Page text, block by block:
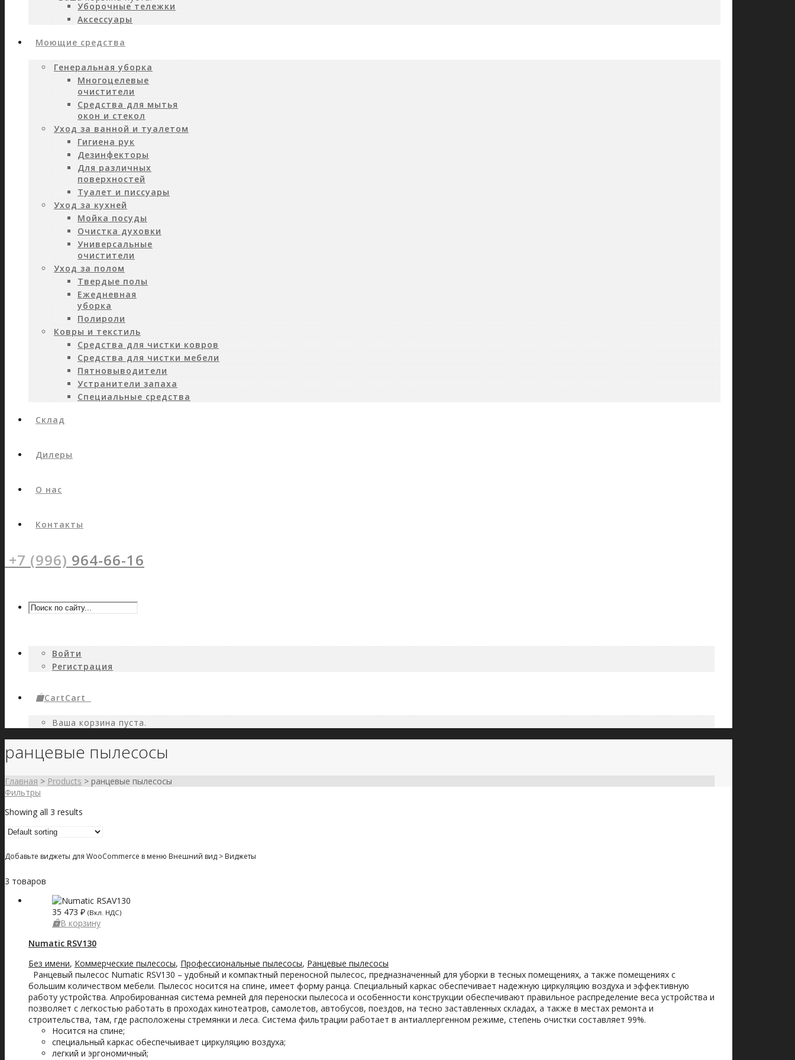
Уборочные тележки
Аксессуары
Моющие средства
Генеральная уборка
Многоцелевые
очистители
Средства для мытья
окон и стекол
Уход за ванной и туалетом
Гигиена рук
Дезинфекторы
Для различных
поверхностей
Туалет и писсуары
Уход за кухней
Мойка посуды
Очистка духовки
Универсальные
очистители
Уход за полом
Твердые полы
Ежедневная
уборка
Полироли
Ковры и текстиль
Средства для чистки ковров
Средства для чистки мебели
Пятновыводители
Устранители запаха
Специальные средства
Склад
Дилеры
О нас
Контакты
+7 (996) 964-66-16
Войти
Регистрация
CartCart
Ваша корзина пуста.
ранцевые пылесосы
Главная > Products > ранцевые пылесосы
Фильтры
Showing all 3 results
Добавьте виджеты для WooCommerce в меню Внешний вид > Виджеты
3 товаров
35 473 ₽ (Вкл. НДС)
В корзину
Numatic RSV130
Без имени, Коммерческие пылесосы, Профессиональные пылесосы, Ранцевые пылесосы
Ранцевый пылесос Numatic RSV130 – удобный и компактный переносной пылесос, предназначенный для уборки в тесных помещениях, а также помещениях с
большим количеством мебели. Пылесос носится на спине, имеет форму ранца. Специальный каркас обеспечивает надежную циркуляцию воздуха и эффективную
работу устройства. Апробированная система ремней для переноски пылесоса и особенности конструкции обеспечивают правильное распределение веса устройства и
позволяет с легкостью работать в проходах кинотеатров, самолетов, автобусов, поездов, на тесно заставленных складах, а также в местах ремонта и
строительства, там, где расположены стремянки и леса. Система фильтрации работает в антиаллергенном режиме, степень очистки составляет 99%.
Носится на спине;
специальный каркас обеспечыивает циркуляцию воздуха;
легкий и эргономичный;